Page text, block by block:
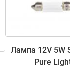
Лампа 12V 5W
Pure